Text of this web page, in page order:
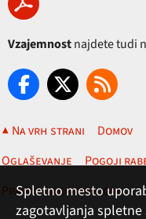
Vzajemnostnajdete tudi
▲ Na vrh strani Domov
Oglaševanje
Pogoji
Pravila nagradne igre
Spletno mesto
zagotavljanja